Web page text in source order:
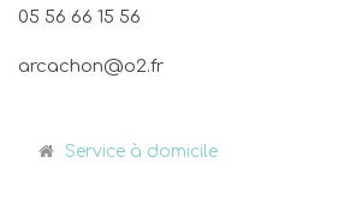
05 56 66 15 56
arcachon@o2.fr
Service à domicile